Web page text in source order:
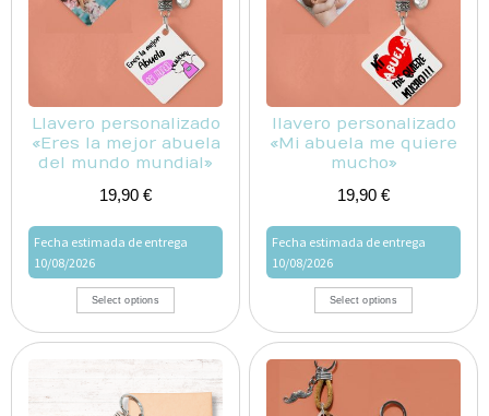
Llavero personalizado
«Eres la mejor abuela
del mundo mundial»
19,90 €
Fecha estimada de entrega
10/08/2026
Select options
llavero personalizado
«Mi abuela me quiere
mucho»
19,90 €
Fecha estimada de entrega
10/08/2026
Select options